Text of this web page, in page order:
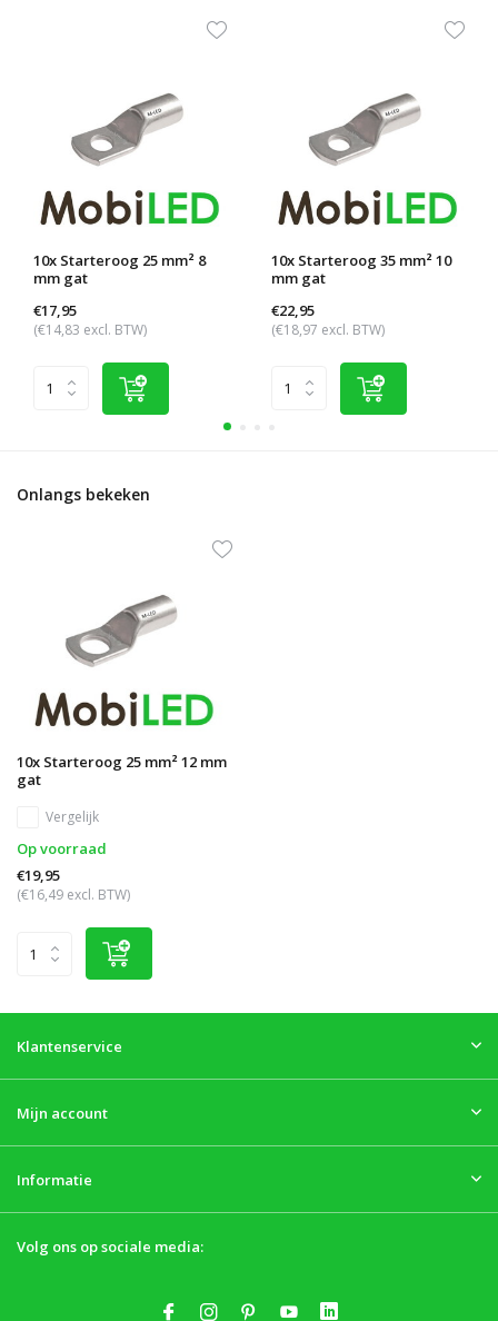
10x Starteroog 25 mm² 8
mm gat
€17,95
(€14,83 excl. BTW)
10x Starteroog 35 mm² 10
mm gat
€22,95
(€18,97 excl. BTW)
Onlangs bekeken
10x Starteroog 25 mm² 12 mm
gat
Vergelijk
Op voorraad
€19,95
(€16,49 excl. BTW)
Klantenservice
Mijn account
Informatie
Volg ons op sociale media: